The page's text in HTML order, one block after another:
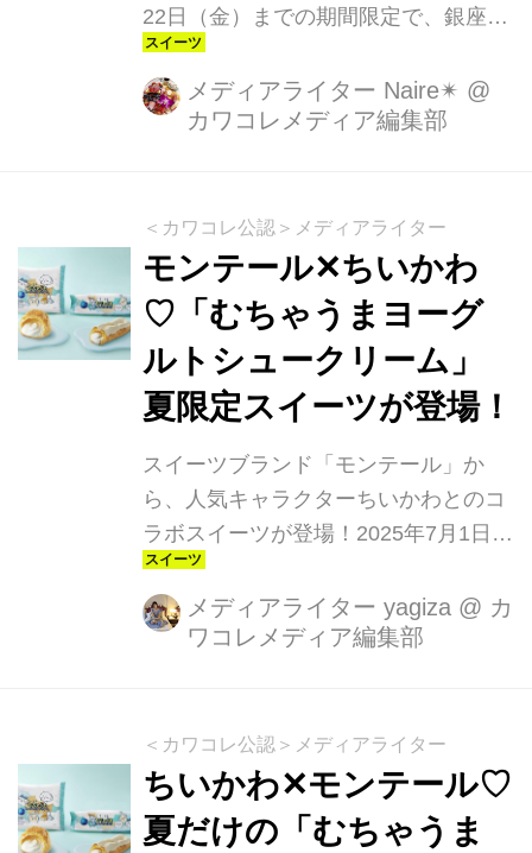
22日（金）までの期間限定で、銀座三
越 本館地下2階 ギンザスイーツパーク
ⅠにてPOPUPを開催中！前半・後半
で入れ替わる限定フレーバーを含めた
メディアライター Naire✴︎ @
カワコレメディア編集部
＜カワコレ公認＞メディアライター
モンテール✕ちいかわ
♡「むちゃうまヨーグ
ルトシュークリーム」
夏限定スイーツが登場！
スイーツブランド「モンテール」か
ら、人気キャラクターちいかわとのコ
ラボスイーツが登場！2025年7月1日
（火）～8月31日（日）の期間限定
で、「むちゃうまヨーグルトシューク
リーム」「むちゃうまヨーグルトエク
メディアライター yagiza @ カ
ワコレメディア編集部
＜カワコレ公認＞メディアライター
ちいかわ✕モンテール♡
夏だけの「むちゃうま